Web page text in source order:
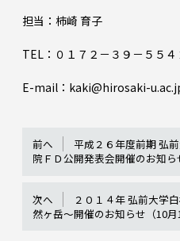
担当：柿崎 育子
TEL：０１７２－３９－５５４
E-mail：kaki@hirosaki-
前へ
平成２６年度前期 弘
院ＦＤ公開発表会開催のお知ら
次へ
２０１４年 弘前大学
然ヶ岳～開催のお知らせ（10月